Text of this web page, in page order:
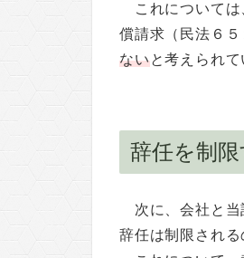
これについて
償請求（民法６
ないと考えられて
辞任を制
次に、会社と
辞任は制限される